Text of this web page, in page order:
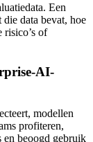
Een
data bevat, hoe
risico’s of
AI-
modellen
profiteren,
en beoogd gebruik